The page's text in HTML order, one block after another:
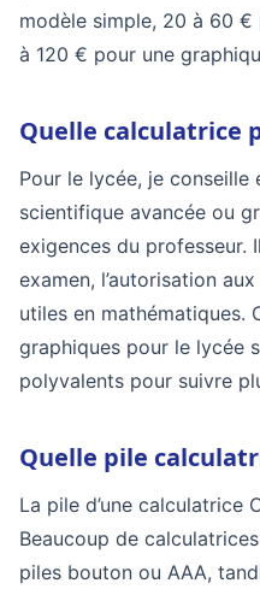
modèle simple, 20 à 60
à 120 € pour une
Quelle calculatrice
Pour le lycée, je conseille
scientifique avancée ou
exigences du professeur.
examen, l’autorisation
utiles en mathématiques.
graphiques pour le lycée
polyvalents pour suivre
Quelle pile
La pile d’une calculatrice
Beaucoup de
piles bouton ou AAA,